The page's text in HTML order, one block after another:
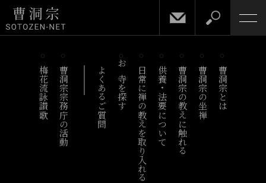
梅花流詠讃歌 曹洞宗宗務庁の活動 よくあるご質問 お寺を探す 日常に禅の教えを取り入れる供養・法要について曹洞宗の教えに触れる 曹洞宗の坐禅 曹洞宗とは